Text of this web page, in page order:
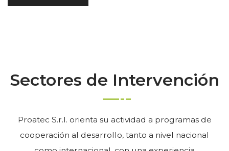
Sectores de Intervención
Proatec S.r.l. orienta su actividad a programas de
cooperación al desarrollo, tanto a nivel nacional